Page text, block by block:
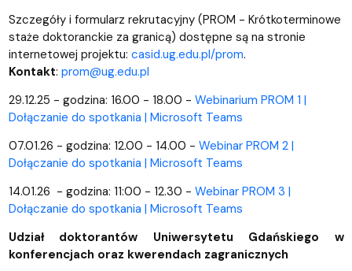
Szczegóły i formularz rekrutacyjny (PROM - Krótkoterminowe
staże doktoranckie za granicą) dostępne są na stronie
internetowej projektu: casid.ug.edu.pl/prom.
Kontakt: prom@ug.edu.pl
29.12.25 - godzina: 16.00 - 18.00 - Webinarium PROM 1 |
Dołączanie do spotkania | Microsoft Teams
07.01.26 - godzina: 12.00 - 14.00 - Webinar PROM 2 |
Dołączanie do spotkania | Microsoft Teams
14.01.26 - godzina: 11:00 - 12.30 - Webinar PROM 3 |
Dołączanie do spotkania | Microsoft Teams
Udział doktorantów Uniwersytetu Gdańskiego w
konferencjach oraz kwerendach zagranicznych